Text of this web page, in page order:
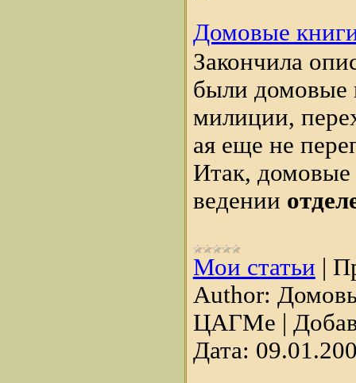
Домовые
Закончила
были домовые
милиции,
ая еще не
Итак, домовые
ведении
Мои статьи
Author:
ЦАГМе
Дата: